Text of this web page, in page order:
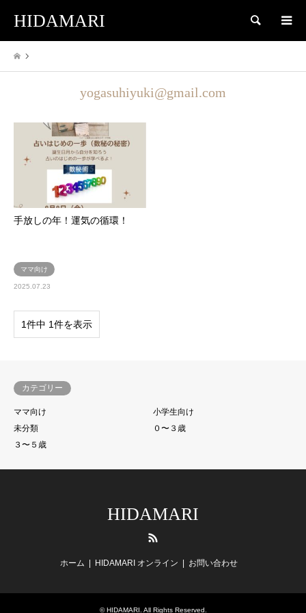
HIDAMARI 検索
yogasuhiyuki@gmail.com
手放しの年！運気の循環！
ママ向け
2025.07.23
1件中 1件を表示
カテゴリー
ママ向け
小学生向け
未分類
０〜３歳
３〜５歳
HIDAMARI
ホーム HIDAMARI オンライン お問い合わせ
©HIDAMARI . All Rights Reserved.